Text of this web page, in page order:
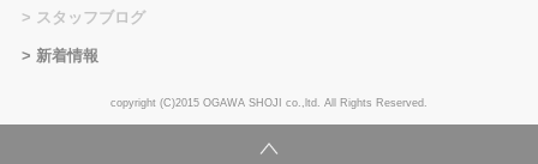
スタッフブログ
新着情報
copyright (C)2015 OGAWA SHOJI co.,ltd. All Rights Reserved.